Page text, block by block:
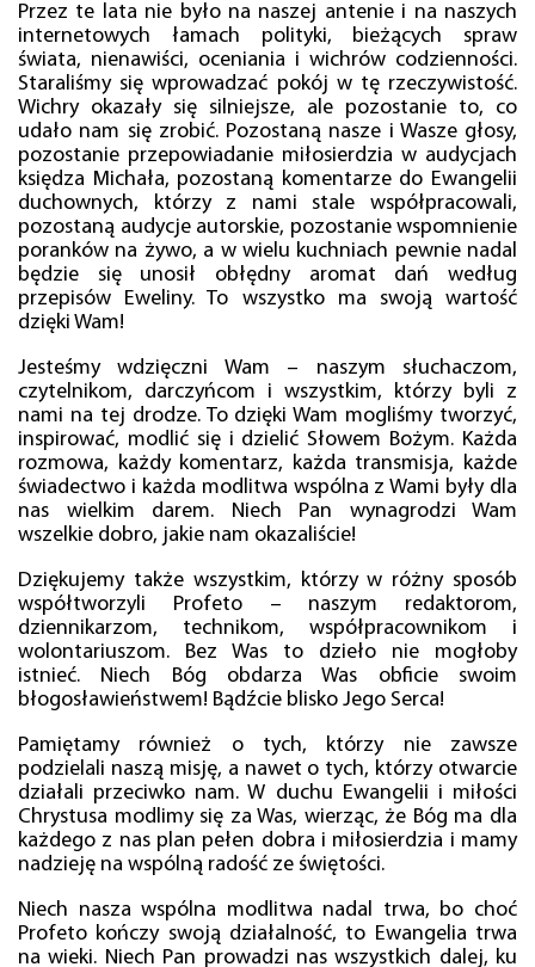
Przez te lata nie było na naszej antenie i na naszych
internetowych łamach polityki, bieżących spraw
świata, nienawiści, oceniania i wichrów codzienności.
Staraliśmy się wprowadzać pokój w tę rzeczywistość.
Wichry okazały się silniejsze, ale pozostanie to, co
udało nam się zrobić. Pozostaną nasze i Wasze głosy,
pozostanie przepowiadanie miłosierdzia w audycjach
księdza Michała, pozostaną komentarze do Ewangelii
duchownych, którzy z nami stale współpracowali,
pozostaną audycje autorskie, pozostanie wspomnienie
poranków na żywo, a w wielu kuchniach pewnie nadal
będzie się unosił obłędny aromat dań według
przepisów Eweliny. To wszystko ma swoją wartość
dzięki Wam!
Jesteśmy wdzięczni Wam – naszym słuchaczom,
czytelnikom, darczyńcom i wszystkim, którzy byli z
nami na tej drodze. To dzięki Wam mogliśmy tworzyć,
inspirować, modlić się i dzielić Słowem Bożym. Każda
rozmowa, każdy komentarz, każda transmisja, każde
świadectwo i każda modlitwa wspólna z Wami były dla
nas wielkim darem. Niech Pan wynagrodzi Wam
wszelkie dobro, jakie nam okazaliście!
Dziękujemy także wszystkim, którzy w różny sposób
współtworzyli Profeto – naszym redaktorom,
dziennikarzom, technikom, współpracownikom i
wolontariuszom. Bez Was to dzieło nie mogłoby
istnieć. Niech Bóg obdarza Was obficie swoim
błogosławieństwem! Bądźcie blisko Jego Serca!
Pamiętamy również o tych, którzy nie zawsze
podzielali naszą misję, a nawet o tych, którzy otwarcie
działali przeciwko nam. W duchu Ewangelii i miłości
Chrystusa modlimy się za Was, wierząc, że Bóg ma dla
każdego z nas plan pełen dobra i miłosierdzia i mamy
nadzieję na wspólną radość ze świętości.
Niech nasza wspólna modlitwa nadal trwa, bo choć
Profeto kończy swoją działalność, to Ewangelia trwa
na wieki. Niech Pan prowadzi nas wszystkich dalej, ku